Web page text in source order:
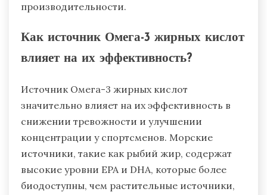
производительности.
Как источник Омега-3 жирных кислот
влияет на их эффективность?
Источник Омега-3 жирных кислот
значительно влияет на их эффективность в
снижении тревожности и улучшении
концентрации у спортсменов. Морские
источники, такие как рыбий жир, содержат
высокие уровни EPA и DHA, которые более
биодоступны, чем растительные источники,